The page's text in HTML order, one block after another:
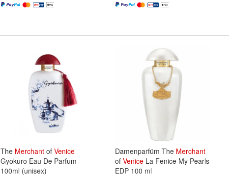
The Merchant of Venice
Gyokuro Eau De Parfum
100ml (unisex)
Damenparfüm The Merchant
of Venice La Fenice My Pearls
EDP 100 ml